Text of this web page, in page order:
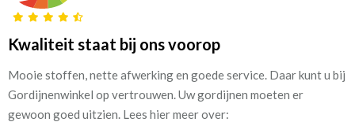
Kwaliteit staat bij ons voorop
Mooie stoffen, nette afwerking en goede service. Daar kunt u bij
Gordijnenwinkel op vertrouwen. Uw gordijnen moeten er
gewoon goed uitzien. Lees hier meer over: